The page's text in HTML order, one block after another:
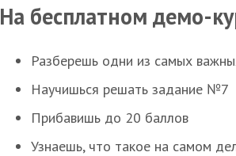
На бесплатном демо-
Разберешь одни из самых
Научишься решать задание №7
Прибавишь до 20 баллов
Узнаешь, что такое на самом